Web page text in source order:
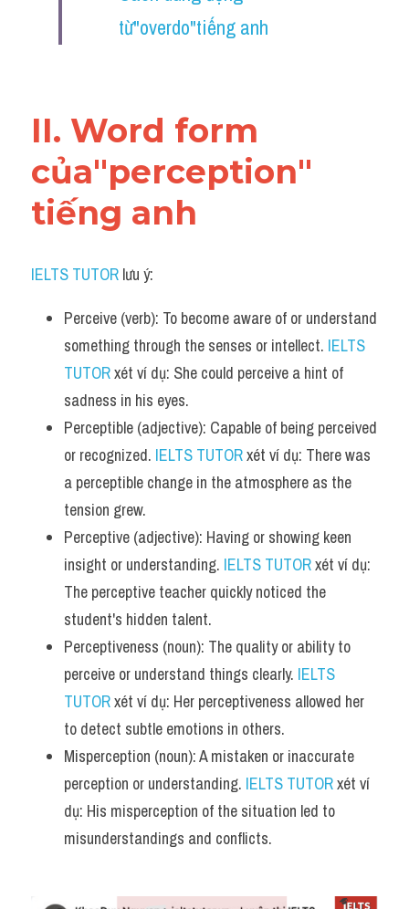
từ"overdo"tiếng anh
II. Word form
của"perception"
tiếng anh
IELTS TUTOR lưu ý:
Perceive (verb): To become aware of or understand
something through the senses or intellect. IELTS
TUTOR xét ví dụ: She could perceive a hint of
sadness in his eyes.
Perceptible (adjective): Capable of being perceived
or recognized. IELTS TUTOR xét ví dụ: There was
a perceptible change in the atmosphere as the
tension grew.
Perceptive (adjective): Having or showing keen
insight or understanding. IELTS TUTOR xét ví dụ:
The perceptive teacher quickly noticed the
student's hidden talent.
Perceptiveness (noun): The quality or ability to
perceive or understand things clearly. IELTS
TUTOR xét ví dụ: Her perceptiveness allowed her
to detect subtle emotions in others.
Misperception (noun): A mistaken or inaccurate
perception or understanding. IELTS TUTOR xét ví
dụ: His misperception of the situation led to
misunderstandings and conflicts.